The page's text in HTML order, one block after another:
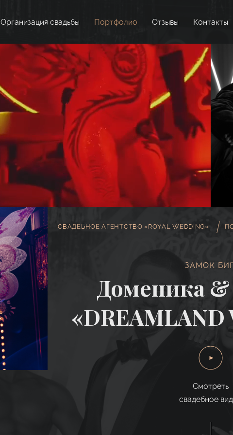
Организация свадьбы Портфолио Отзывы Контакты
СВАДЕБНОЕ АГЕНТСТВО «ROYAL WEDDING»
ЗАМОК
Доменика
«DREAMLAND
Смотреть
свадебное